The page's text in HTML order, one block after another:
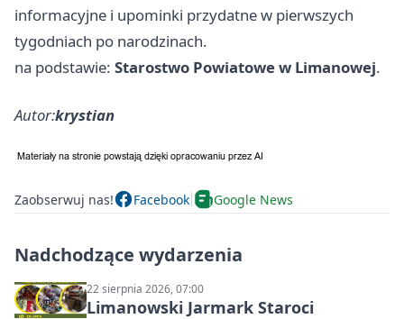
informacyjne i upominki przydatne w pierwszych
tygodniach po narodzinach.
na podstawie: Starostwo Powiatowe w Limanowej.
Autor:krystian
Zaobserwuj nas! Facebook Google News
Nadchodzące wydarzenia
22 sierpnia 2026, 07:00
Limanowski Jarmark Staroci